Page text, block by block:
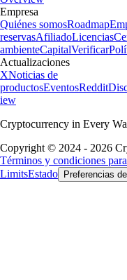
Empresa
Quiénes somosRoadmap
reservasAfiliadoLicencias
ambienteCapitalVerificar
Actualizaciones
XNoticias de
productosEventosReddit
iew
Cryptocurrency in Every
Copyright © 2024 - 2026
Términos y condiciones
LimitsEstado Preferencias